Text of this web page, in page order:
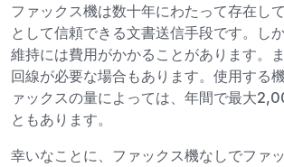
ファックス機は数十年にわたって存在し
として信頼できる文書送信手段です。し
維持には費用がかかることがあります。
回線が必要な場合もあります。使用する
ァックスの量によっては、年間で最大
ともあります。
幸いなことに、ファックス機なしでファ